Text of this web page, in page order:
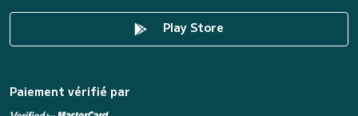
Play Store
Paiement vérifié par